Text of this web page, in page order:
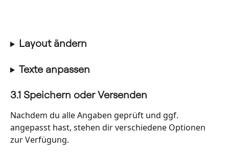
Layout ändern
Texte anpassen
3.1 Speichern oder Versenden
Nachdem du alle Angaben geprüft und ggf.
angepasst hast, stehen dir verschiedene Optionen
zur Verfügung.